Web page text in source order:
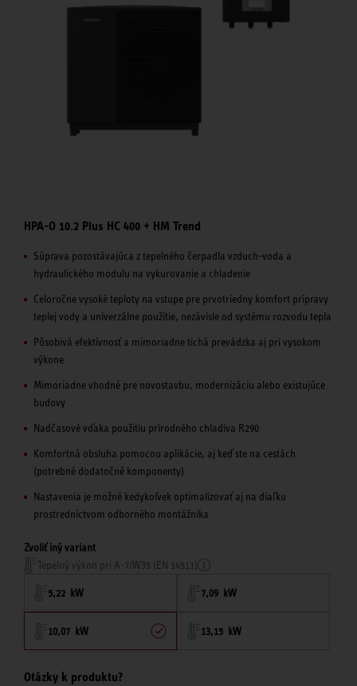
HPA-O 10.2 Plus HC 400 + HM Trend
Súprava pozostávajúca z tepelného čerpadla vzduch-voda a
hydraulického modulu na vykurovanie a chladenie
Celoročne vysoké teploty na vstupe pre prvotriedny komfort prípravy
teplej vody a univerzálne použitie, nezávisle od systému rozvodu tepla
Pôsobivá efektívnosť a mimoriadne tichá prevádzka aj pri vysokom
výkone
Mimoriadne vhodné pre novostavbu, modernizáciu alebo existujúce
budovy
Nadčasové vďaka použitiu prírodného chladiva R290
Komfortná obsluha pomocou aplikácie, aj keď ste na cestách
(potrebné dodatočné komponenty)
Nastavenia je možné kedykoľvek optimalizovať aj na diaľku
prostredníctvom odborného montážnika
Zvoliť iný variant
Tepelný výkon pri A-7/W35 (EN 14511)
5,22 kW 7,09 kW
10,07 kW 13,15 kW
Otázky k produktu?